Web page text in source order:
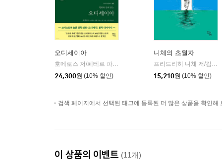
오디세이아
호메로스 저/페테르 파울 루벤스 그림/박문재 역 |
현대지성
24,300원 (10% 할인)
니체의 초월자
프리드리히 니체 저/김철 편역
15,210원 (10% 할인)
검색 페이지에서 선택된 태그에 등록된 더 많은 상품을 확인해
이 상품의 이벤트 (11개)